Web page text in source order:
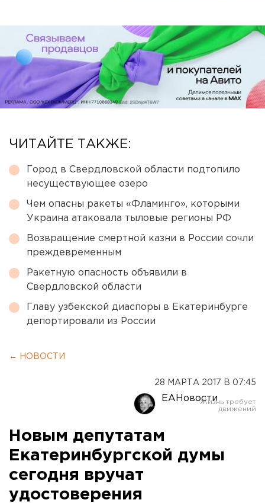
ЧИТАЙТЕ ТАКЖЕ:
Город в Свердловской области подтопило
несуществующее озеро
Чем опасны ракеты «Фламинго», которыми
Украина атаковала тыловые регионы РФ
Возвращение смертной казни в России сочли
преждевременным
Ракетную опасность объявили в
Свердловской области
Главу узбекской диаспоры в Екатеринбурге
депортировали из России
← НОВОСТИ
28 МАРТА 2017 В 07:45
ЕАНовости
Новым депутатам
Екатеринбургской думы
сегодня вручат
удостоверения